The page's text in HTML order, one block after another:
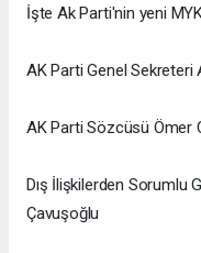
İşte Ak Parti'nin yeni
AK Parti Genel Sekreteri
AK Parti Sözcüsü Ömer
Dış İlişkilerden Sorumlu
Çavuşoğlu